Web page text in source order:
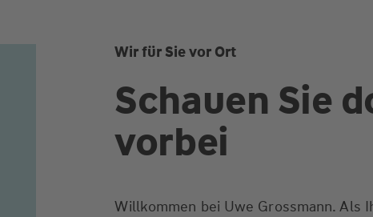
Wir für Sie vor Ort
Schauen Sie
vorbei
Willkommen bei Uwe Grossmann. Als